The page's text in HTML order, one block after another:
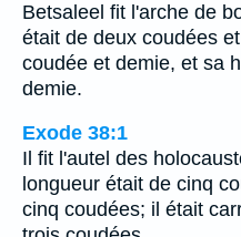
Betsaleel fit l'arche de
était de deux coudées
coudée et demie, et sa
demie.
Exode 38:1
Il fit l'autel des
longueur était de cinq
cinq coudées; il était